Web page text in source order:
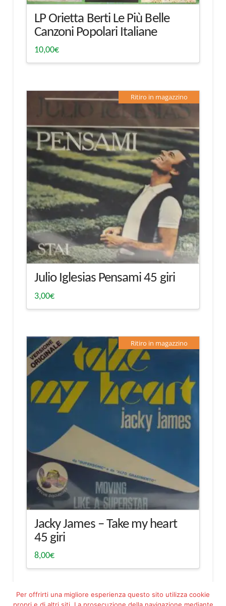
LP Orietta Berti Le Più Belle
Canzoni Popolari Italiane
10,00€
Ritiro in magazzino
Julio Iglesias Pensami 45 giri
3,00€
Ritiro in magazzino
Jacky James – Take my heart
45 giri
8,00€
Per offrirti una migliore esperienza questo sito utilizza cookie